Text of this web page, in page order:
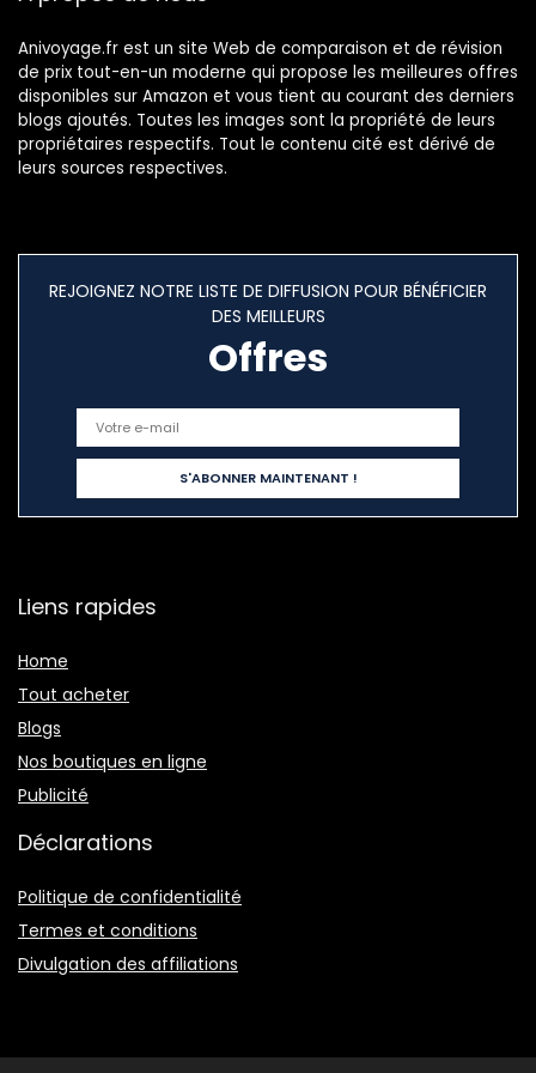
Anivoyage.fr est un site Web de comparaison et de révision
de prix tout-en-un moderne qui propose les meilleures offres
disponibles sur Amazon et vous tient au courant des derniers
blogs ajoutés. Toutes les images sont la propriété de leurs
propriétaires respectifs. Tout le contenu cité est dérivé de
leurs sources respectives.
REJOIGNEZ NOTRE LISTE DE DIFFUSION POUR BÉNÉFICIER
DES MEILLEURS
Offres
Liens rapides
Home
Tout acheter
Blogs
Nos boutiques en ligne
Publicité
Déclarations
Politique de confidentialité
Termes et conditions
Divulgation des affiliations